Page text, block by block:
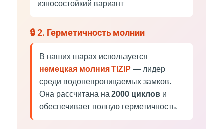
износостойкий вариант
🔒 2. Герметичность молнии
В наших шарах используется
немецкая молния TIZIP — лидер
среди водонепроницаемых замков.
Она рассчитана на 2000 циклов и
обеспечивает полную герметичность.